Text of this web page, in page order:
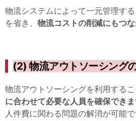
物流システムによって一元管理す
を省き、 物流コストの削減にもつ
(2) 物流アウトソーシング
物流アウトソーシングを利用するこ
に合わせて必要な人員を確保でき
人件費に関わる問題の解消が可能で